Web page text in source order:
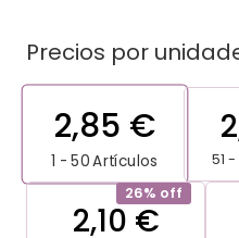
Precios por
2,85 €
1 - 50Artículos
51
26% off
2,10 €